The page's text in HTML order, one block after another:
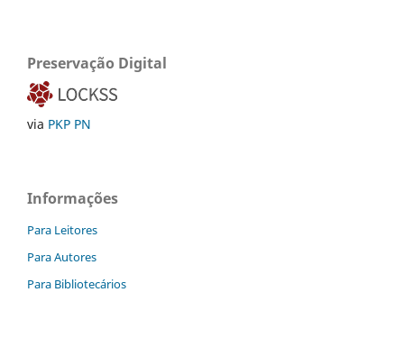
Preservação Digital
via PKP PN
Informações
Para Leitores
Para Autores
Para Bibliotecários